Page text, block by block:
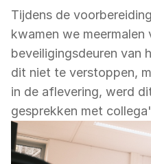
Tijdens de
kwamen we
beveiligingsdeuren van
dit niet te verstoppen,
in de aflevering, werd
gesprekken met